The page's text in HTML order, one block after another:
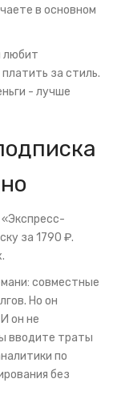
в основном
любит
за стиль.
- лучше
за 1790 ₽.
совместные
Но он
он не
вводите траты
по
без